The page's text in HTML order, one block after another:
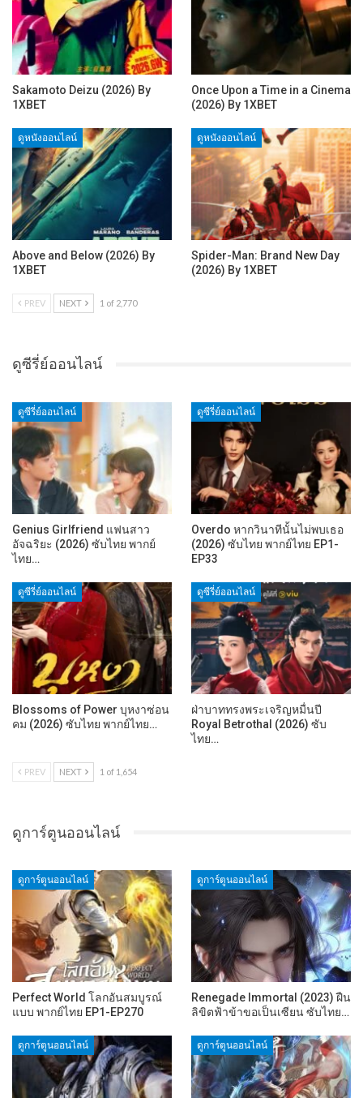
Sakamoto Deizu (2026) By
1XBET
Once Upon a Time in a Cinema
(2026) By 1XBET
ดูหนังออนไลน์
Above and Below (2026) By
1XBET
ดูหนังออนไลน์
Spider-Man: Brand New Day
(2026) By 1XBET
PREV NEXT 1 of 2,770
ดูซีรี่ย์ออนไลน์
ดูซีรี่ย์ออนไลน์
Genius Girlfriend แฟนสาว
อัจฉริยะ (2026) ซับไทย พากย์
ไทย…
ดูซีรี่ย์ออนไลน์
Overdo หากวินาทีนั้นไม่พบเธอ
(2026) ซับไทย พากย์ไทย EP1-
EP33
ดูซีรี่ย์ออนไลน์
Blossoms of Power บุหงาซ่อน
คม (2026) ซับไทย พากย์ไทย…
ดูซีรี่ย์ออนไลน์
ฝ่าบาททรงพระเจริญหมื่นปี
Royal Betrothal (2026) ซับ
ไทย…
PREV NEXT 1 of 1,654
ดูการ์ตูนออนไลน์
ดูการ์ตูนออนไลน์
Perfect World โลกอันสมบูรณ์
แบบ พากย์ไทย EP1-EP270
ดูการ์ตูนออนไลน์
Renegade Immortal (2023) ฝืน
ลิขิตฟ้าข้าขอเป็นเซียน ซับไทย…
ดูการ์ตูนออนไลน์ ดูการ์ตูนออนไลน์